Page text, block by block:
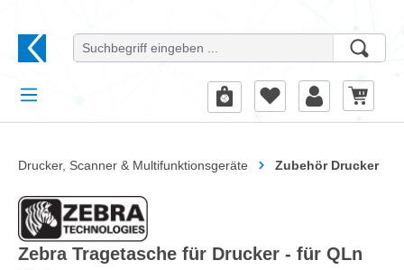
Drucker, Scanner & Multifunktionsgeräte Zubehör Drucker
Zebra Tragetasche für Drucker - für QLn